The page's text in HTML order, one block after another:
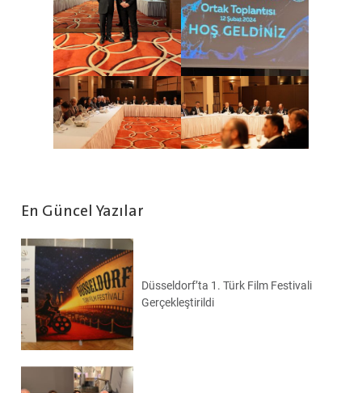
En Güncel Yazılar
Düsseldorf’ta 1. Türk Film Festivali
Gerçekleştirildi